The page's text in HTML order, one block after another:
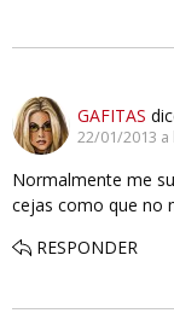
GAFITAS
22/01/2013 a
Normalmente me
cejas como que no
RESPONDER